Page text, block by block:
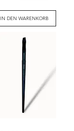
IN DEN WARENKORB